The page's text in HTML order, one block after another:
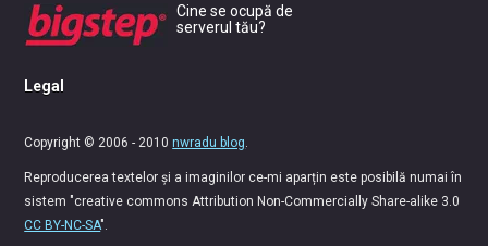
Cine se ocupă de
serverul tău?
Legal
Copyright © 2006 - 2010nwradu blog
Reproducerea textelor și a imaginilor ce-mi aparțin este posibilă numai în
sistem "creative commons Attribution Non-Commercially Share-alike 3.0
CC BY-NC-SA".